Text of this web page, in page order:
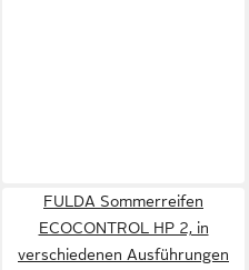
FULDA Sommerreifen
ECOCONTROL HP 2, in
verschiedenen Ausführungen